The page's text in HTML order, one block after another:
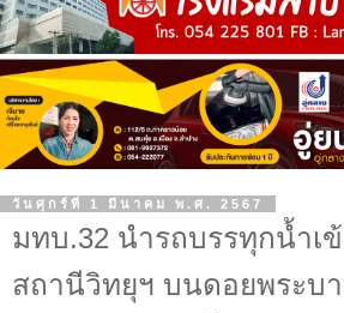
วันศุกร์ที่ 1 มีนาคม พ.ศ. 2567
มทบ.32 นำรถบรรทุกน้ำเ
สถานีวิทยุฯ บนดอยพระบา